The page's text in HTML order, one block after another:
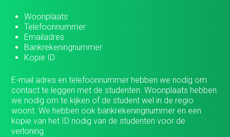
Woonplaats
Telefoonnummer
Emailadres
Bankrekeningnummer
Kopie ID
E-mail adres en telefoonnummer hebben we nodig om
contact te leggen met de studenten. Woonplaats hebben
we nodig om te kijken of de student wel in de regio
woont. We hebben ook bankrekeningnummer en een
kopie van het ID nodig van de studenten voor de
verloning.